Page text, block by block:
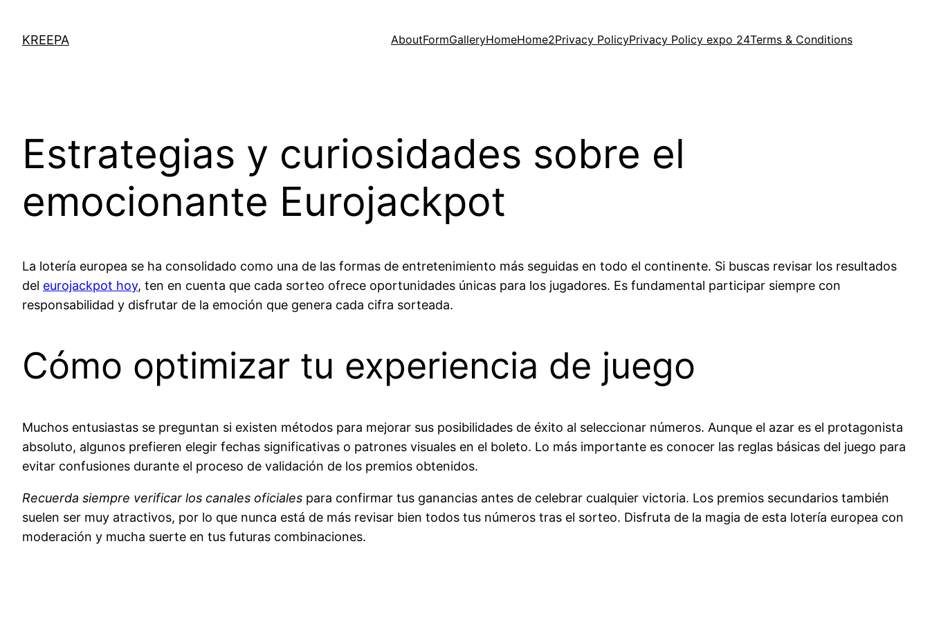
KREEPA AboutFormGalleryHomeHome2Privacy PolicyPrivacy Policy expo 24Terms & Conditions
Estrategias y curiosidades sobre el
emocionante Eurojackpot
La lotería europea se ha consolidado como una de las formas de entretenimiento más seguidas en todo el continente. Si buscas revisar los resultados
del eurojackpot hoy, ten en cuenta que cada sorteo ofrece oportunidades únicas para los jugadores. Es fundamental participar siempre con
responsabilidad y disfrutar de la emoción que genera cada cifra sorteada.
Cómo optimizar tu experiencia de juego
Muchos entusiastas se preguntan si existen métodos para mejorar sus posibilidades de éxito al seleccionar números. Aunque el azar es el protagonista
absoluto, algunos prefieren elegir fechas significativas o patrones visuales en el boleto. Lo más importante es conocer las reglas básicas del juego para
evitar confusiones durante el proceso de validación de los premios obtenidos.
Recuerda siempre verificar los canales oficiales para confirmar tus ganancias antes de celebrar cualquier victoria. Los premios secundarios también
suelen ser muy atractivos, por lo que nunca está de más revisar bien todos tus números tras el sorteo. Disfruta de la magia de esta lotería europea con
moderación y mucha suerte en tus futuras combinaciones.